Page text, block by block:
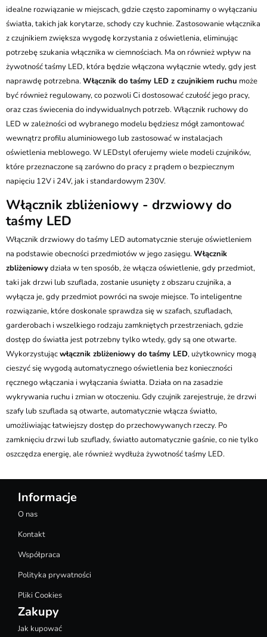
idealne rozwiązanie w miejscach, gdzie często zapominamy o wyłączaniu
światła, takich jak korytarze, schody czy kuchnie. Zastosowanie włącznika
z czujnikiem zwiększa wygodę korzystania z oświetlenia, eliminując
potrzebę szukania włącznika w ciemnościach. Ma on również wpływ na
żywotność taśmy LED, która będzie włączona wyłącznie wtedy, gdy jest
naprawdę potrzebna.Włącznik do taśmy LED z czujnikiem ruchu może
być również regulowany, co pozwoli Ci dostosować czułość jego pracy,
oraz czas świecenia do indywidualnych potrzeb. Włącznik ruchowy do
LED w zależności od wybranego modelu będziesz mógł zamontować
wewnątrz profilu aluminiowego lub zastosować w instalacjach
oświetlenia meblowego. W LEDstyl oferujemy wiele modeli czujników,
które przeznaczone są zarówno do pracy z prądem o bezpiecznym
napięciu 12V i 24V, jak i standardowym 230V.
Włącznik zbliżeniowy - drzwiowy do
taśmy LED
Włącznik drzwiowy do taśmy LED automatycznie steruje oświetleniem
na podstawie obecności przedmiotów w jego zasięgu.Włącznik
zbliżeniowydziała w ten sposób, że włącza oświetlenie, gdy przedmiot,
taki jak drzwi lub szuflada, zostanie usunięty z obszaru czujnika, a
wyłącza je, gdy przedmiot powróci na swoje miejsce. To inteligentne
rozwiązanie, które doskonale sprawdza się w szafach, szufladach,
garderobach i wszelkiego rodzaju zamkniętych przestrzeniach, gdzie
dostęp do światła jest potrzebny tylko wtedy, gdy są one otwarte.
Wykorzystującwłącznik zbliżeniowy do taśmy LED, użytkownicy mogą
cieszyć się wygodą automatycznego oświetlenia bez konieczności
ręcznego włączania i wyłączania światła. Działa on na zasadzie
wykrywania ruchu i zmian w otoczeniu. Gdy czujnik zarejestruje, że drzwi
szafy lub szuflada są otwarte, automatycznie włącza światło,
umożliwiając łatwiejszy dostęp do przechowywanych rzeczy. Po
zamknięciu drzwi lub szuflady, światło automatycznie gaśnie, co nie tylko
oszczędza energię, ale również wydłuża żywotność taśmy LED.
Informacje
O nas
Kontakt
Współpraca
Polityka prywatności
Pliki Cookies
Zakupy
Jak kupować